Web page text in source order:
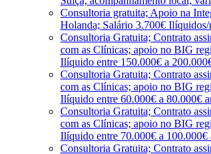
Consultoria gratuita; Apoio na
Holanda; Salário 3.700€ Ilíquidos/
Consultoria Gratuita; Contrato
com as Clínicas; apoio no BIG
Ilíquido entre 150.000€ a
Consultoria Gratuita; Contrato
com as Clínicas; apoio no BIG
Ilíquido entre 60.000€ a 80.000€
Consultoria Gratuita; Contrato
com as Clínicas; apoio no BIG
Ilíquido entre 70.000€ a 100.000€
Consultoria Gratuita; Contrato